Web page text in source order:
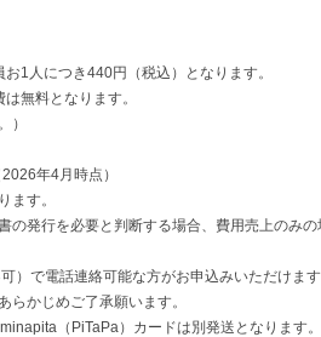
1人につき440円（税込）となります。
無料となります。
）
年4月時点）
ます。
発行を必要と判断する場合、費用売上のみの
で電話連絡可能な方がお申込みいただけます
かじめご了承願います。
（PiTaPa）カードは別発送となります